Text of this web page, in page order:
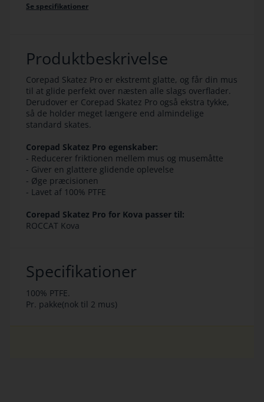
Se specifikationer
Produktbeskrivelse
Corepad Skatez Pro er ekstremt glatte, og får din mus
til at glide perfekt over næsten alle slags overflader.
Derudover er Corepad Skatez Pro også ekstra tykke,
så de holder meget længere end almindelige
standard skates.
Corepad Skatez Pro egenskaber:
- Reducerer friktionen mellem mus og musemåtte
- Giver en glattere glidende oplevelse
- Øge præcisionen
- Lavet af 100% PTFE
Corepad Skatez Pro for Kova passer til:
ROCCAT Kova
Specifikationer
100% PTFE.
Pr. pakke(nok til 2 mus)